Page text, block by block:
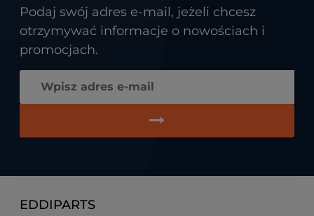
Podaj swój adres e-mail, jeżeli chcesz
otrzymywać informacje o nowościach i
promocjach.
EDDIPARTS